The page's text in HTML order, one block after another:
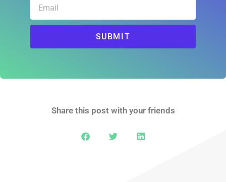
SUBMIT
Share this post with your friends